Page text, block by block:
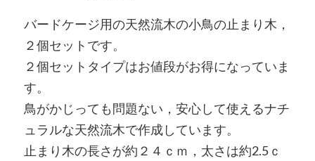
バードケージ用の天然流木の小鳥の止まり木，
２個セットです。
２個セットタイプはお値段がお得になっていま
す。
鳥がかじっても問題ない，安心して使えるナチ
ュラルな天然流木で作成しています。
止まり木の長さが約２４ｃｍ，太さは約2.5ｃ